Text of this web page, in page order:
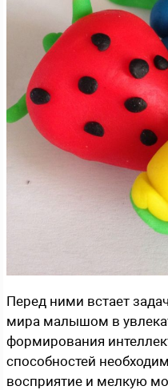
Перед ними встает
мира малышом в
формирования
способностей
восприятие и мелкую